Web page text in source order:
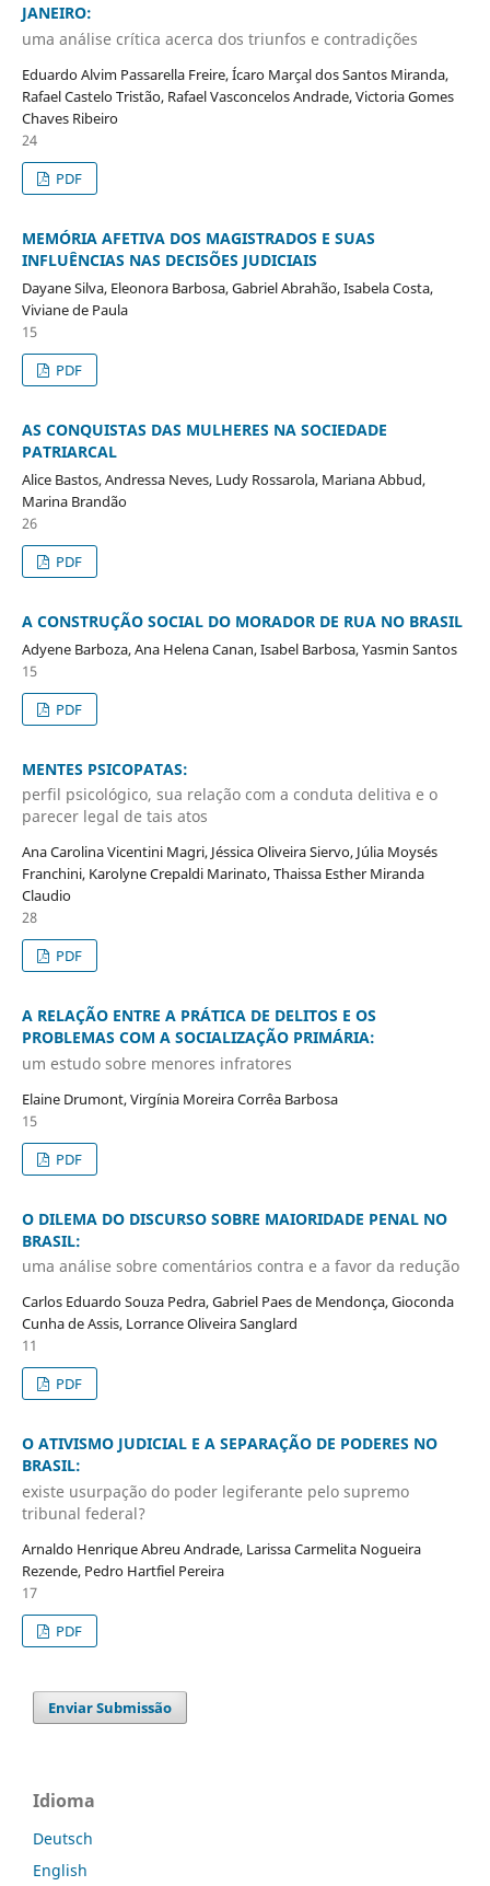
JANEIRO:
uma análise crítica acerca dos triunfos e contradições
Eduardo Alvim Passarella Freire, Ícaro Marçal dos Santos Miranda,
Rafael Castelo Tristão, Rafael Vasconcelos Andrade, Victoria Gomes
Chaves Ribeiro
24
PDF
MEMÓRIA AFETIVA DOS MAGISTRADOS E SUAS
INFLUÊNCIAS NAS DECISÕES JUDICIAIS
Dayane Silva, Eleonora Barbosa, Gabriel Abrahão, Isabela Costa,
Viviane de Paula
15
PDF
AS CONQUISTAS DAS MULHERES NA SOCIEDADE
PATRIARCAL
Alice Bastos, Andressa Neves, Ludy Rossarola, Mariana Abbud,
Marina Brandão
26
PDF
A CONSTRUÇÃO SOCIAL DO MORADOR DE RUA NO BRASIL
Adyene Barboza, Ana Helena Canan, Isabel Barbosa, Yasmin Santos
15
PDF
MENTES PSICOPATAS:
perfil psicológico, sua relação com a conduta delitiva e o
parecer legal de tais atos
Ana Carolina Vicentini Magri, Jéssica Oliveira Siervo, Júlia Moysés
Franchini, Karolyne Crepaldi Marinato, Thaissa Esther Miranda
Claudio
28
PDF
A RELAÇÃO ENTRE A PRÁTICA DE DELITOS E OS
PROBLEMAS COM A SOCIALIZAÇÃO PRIMÁRIA:
um estudo sobre menores infratores
Elaine Drumont, Virgínia Moreira Corrêa Barbosa
15
PDF
O DILEMA DO DISCURSO SOBRE MAIORIDADE PENAL NO
BRASIL:
uma análise sobre comentários contra e a favor da redução
Carlos Eduardo Souza Pedra, Gabriel Paes de Mendonça, Gioconda
Cunha de Assis, Lorrance Oliveira Sanglard
11
PDF
O ATIVISMO JUDICIAL E A SEPARAÇÃO DE PODERES NO
BRASIL:
existe usurpação do poder legiferante pelo supremo
tribunal federal?
Arnaldo Henrique Abreu Andrade, Larissa Carmelita Nogueira
Rezende, Pedro Hartfiel Pereira
17
PDF
Enviar Submissão
Idioma
Deutsch
English